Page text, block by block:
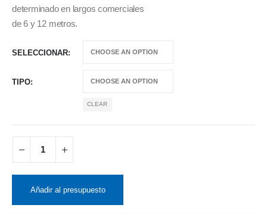
determinado en largos comerciales
de 6 y 12 metros.
SELECCIONAR
TIPO
CLEAR
Añadir al presupuesto